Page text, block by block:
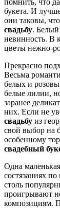
помнить, что
букета. И
они таковы,
свадьбу. Белый
невинность. В
цветы нежно-
Прекрасно
Весьма
белых и
белые лилии,
заранее
них. Если не
свадьбу из
свой выбор на
особенному
свадебный
Одна маленькая
состязаниях
столь
проигрывают
композициям.